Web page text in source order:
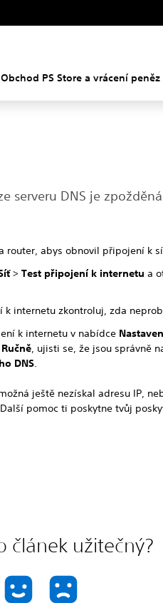
Obchod PS Store a vrácení peněz
serveru DNS je
router, abys obnovil připojení k
>Test připojení k internetu a
k internetu zkontroluj, zda
k internetu v nabídce
Ručně , ujisti se, že jsou správně
DNS
ještě nezískal adresu IP,
pomoc ti poskytne tvůj
článek užitečný?